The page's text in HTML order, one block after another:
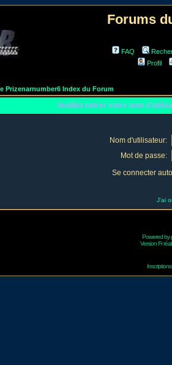
Forums
FAQ
Profil
Prizenarnumber6 Index du Forum
Veuillez entrer votre nom
Nom d'utilisateur:
Mot de passe:
Se connecter
J'ai
Powered by
Version Fr